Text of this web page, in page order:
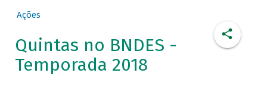
Ações
Quintas no BNDES -
Temporada 2018